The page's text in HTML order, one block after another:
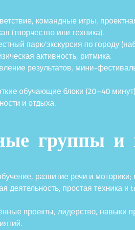
командные игры,
(творчество или техника).
парк/экскурсия по городу
активность, ритмика.
результатов, мини-
обучающие блоки (20–40
и отдыха.
группы и
развитие речи и
деятельность, простая техника и
проекты, лидерство, навыки